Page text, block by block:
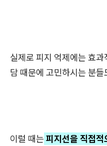
실제로 피지 억제에는 효
담 때문에 고민하시는 분
이럴 때는 피지선을 직접적